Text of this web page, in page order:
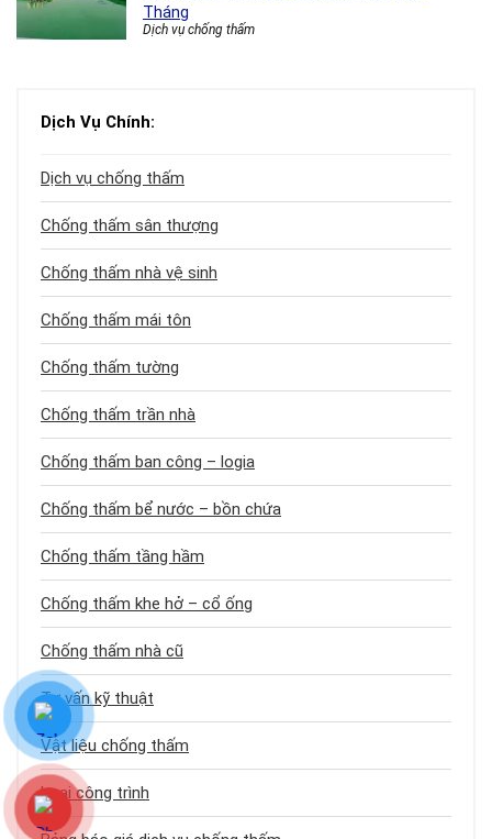
Tháng
Dịch vụ chống thấm
Dịch Vụ Chính:
Dịch vụ chống thấm
Chống thấm sân thượng
Chống thấm nhà vệ sinh
Chống thấm mái tôn
Chống thấm tường
Chống thấm trần nhà
Chống thấm ban công – logia
Chống thấm bể nước – bồn chứa
Chống thấm tầng hầm
Chống thấm khe hở – cổ ống
Chống thấm nhà cũ
Tư vấn kỹ thuật
Vật liệu chống thấm
Loại công trình